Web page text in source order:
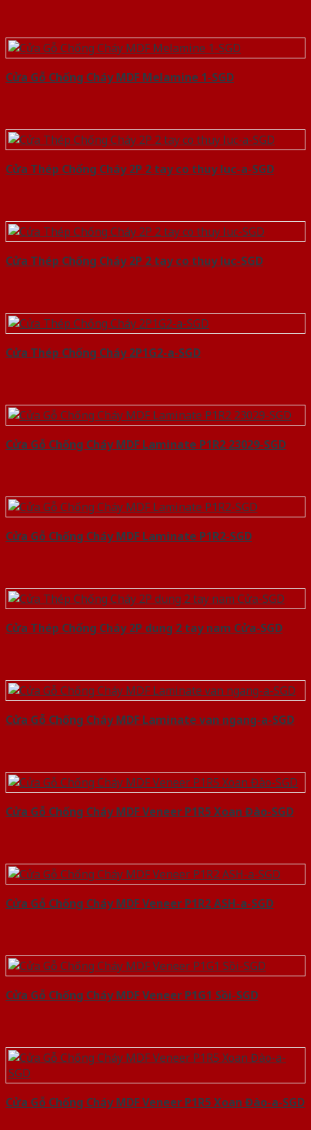
Cửa Gỗ Chống Cháy MDF Melamine 1-SGD
Cửa Thép Chống Cháy 2P 2 tay co thuy luc-a-SGD
Cửa Thép Chống Cháy 2P 2 tay co thuy luc-SGD
Cửa Thép Chống Cháy 2P1G2-a-SGD
Cửa Gỗ Chống Cháy MDF Laminate P1R2 23029-SGD
Cửa Gỗ Chống Cháy MDF Laminate P1R2-SGD
Cửa Thép Chống Cháy 2P dung 2 tay nam Cửa-SGD
Cửa Gỗ Chống Cháy MDF Laminate van ngang-a-SGD
Cửa Gỗ Chống Cháy MDF Veneer P1R5 Xoan Đào-SGD
Cửa Gỗ Chống Cháy MDF Veneer P1R2 ASH-a-SGD
Cửa Gỗ Chống Cháy MDF Veneer P1G1 Sồi-SGD
Cửa Gỗ Chống Cháy MDF Veneer P1R5 Xoan Đào-a-SGD